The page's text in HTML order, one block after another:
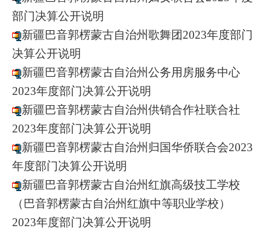
部门决算公开说明
新疆巴音郭楞蒙古自治州歌舞团2023年度部门
决算公开说明
新疆巴音郭楞蒙古自治州公务用房服务中心
2023年度部门决算公开说明
新疆巴音郭楞蒙古自治州供销合作社联合社
2023年度部门决算公开说明
新疆巴音郭楞蒙古自治州归国华侨联合会2023
年度部门决算公开说明
新疆巴音郭楞蒙古自治州红旗高级技工学校
（巴音郭楞蒙古自治州红旗中等职业学校）
2023年度部门决算公开说明